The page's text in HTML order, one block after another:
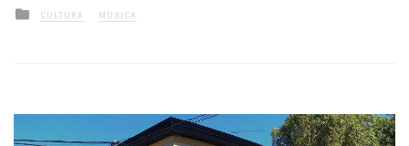
Posted
in
CULTURA MÚSICA